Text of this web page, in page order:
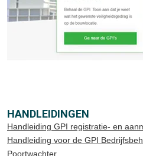
HANDLEIDINGEN
Handleiding GPI registratie- en
Handleiding voor de GPI
Poortwachter